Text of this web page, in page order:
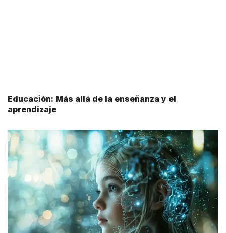
Educación: Más allá de la enseñanza y el
aprendizaje